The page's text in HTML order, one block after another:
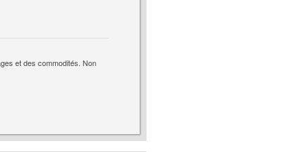
et des commodités. Non